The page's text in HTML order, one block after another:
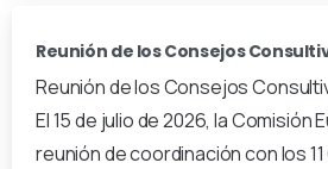
Reunión de los Consejos
Reunión de los Consejos
El 15 de julio de 2026, la Comisión
reunión de coordinación con los